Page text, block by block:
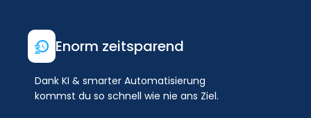
Enorm zeitsparend
Dank KI & smarter Automatisierung
kommst du so schnell wie nie ans Ziel.